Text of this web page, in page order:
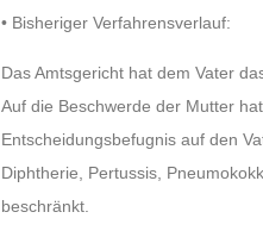
• Bisheriger Verfahrensverlauf:
Das Amtsgericht hat dem Vater
Auf die Beschwerde der Mutter
Entscheidungsbefugnis auf den
Diphtherie, Pertussis,
beschränkt.